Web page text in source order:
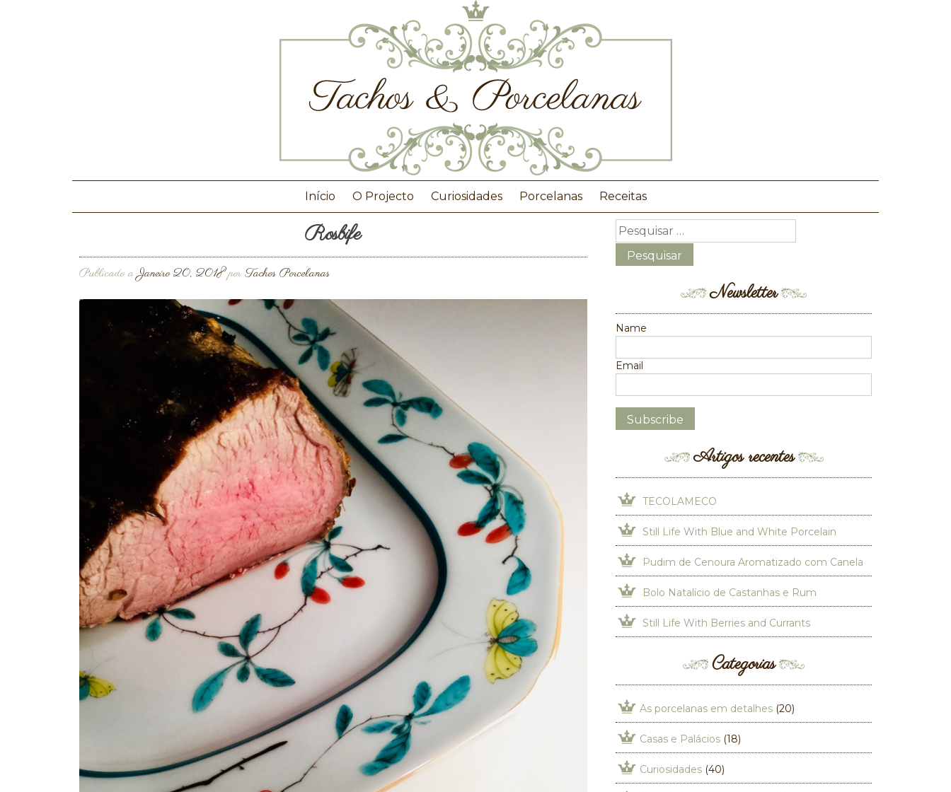
Início O Projecto Curiosidades Porcelanas Receitas
Rosbife
Publicado aJaneiro 20, 2018por Tachos Porcelanas
Newsletter
Name
Email
Artigos recentes
TECOLAMECO
Still Life With Blue and White Porcelain
Pudim de Cenoura Aromatizado com Canela
Bolo Natalício de Castanhas e Rum
Still Life With Berries and Currants
Categorias
As porcelanas em detalhes (20)
Casas e Palácios (18)
Curiosidades (40)